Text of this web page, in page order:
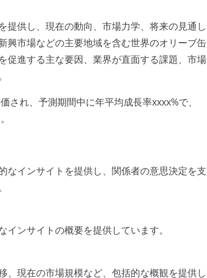
提供し、現在の動向、市場力学、将来の見通し
興市場などの主要地域を含む世界のオリーブ缶
促進する主な要因、業界が直面する課題、市場
れ、予測期間中に年平均成長率xxxx%で、
なインサイトを提供し、関係者の意思決定を支
ンサイトの概要を提供しています。
、現在の市場規模など、包括的な概観を提供し